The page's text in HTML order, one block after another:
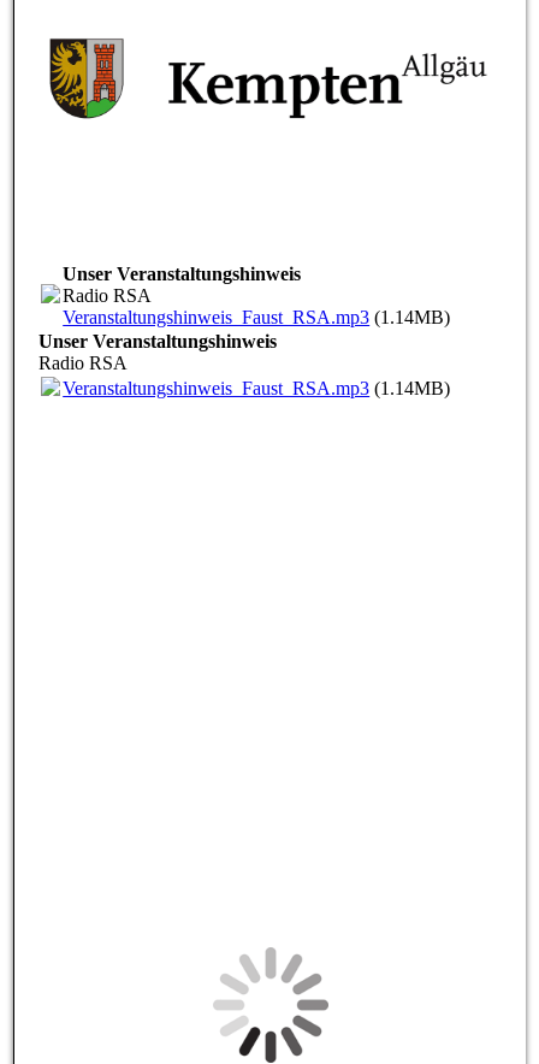
Unser Veranstaltungshinweis
Radio RSA
Veranstaltungshinweis_Faust_RSA.mp3 (1.14MB)
Unser Veranstaltungshinweis
Radio RSA
Veranstaltungshinweis_Faust_RSA.mp3 (1.14MB)